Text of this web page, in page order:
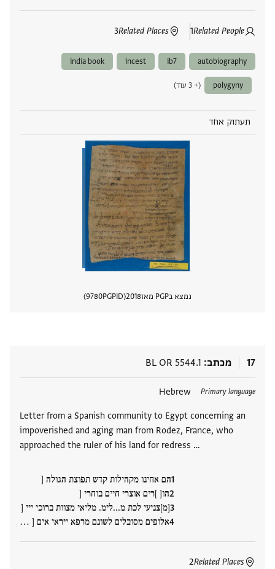
Related People
1
Related Places
3
autobiography
ib7
incest
india book
polygyny (+ 3 עוד)
תעתוק אחד
נמצא בPGP מאז 2018
PGPID
9780
17 מכתב BL OR 5544.1
Primary language
Hebrew
Letter from a Spanish community to Egypt concerning an
impoverished and aging man from Rodez, France, who
approached the ruler of his land for redress …
הם אחינו מקהילות קדש תפוצת הגולה [
הו[ ]רים אוצרי חיים בוחרי [
[מ]צניעי לכת מ...לימ. מליאי מצוות ברוכי ייי [
אלופים מסובלים לשונם מרפא ייראי אים [ ‮…
Related Places
2
תגים